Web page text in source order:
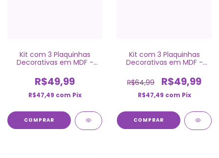
Kit com 3 Plaquinhas
Decorativas em MDF -
R$49,99
R$47,49 com Pix
COMPRAR
Kit com 3 Plaquinhas
Decorativas em MDF -
R$64,99
R$49,99
R$47,49 com Pix
COMPRAR